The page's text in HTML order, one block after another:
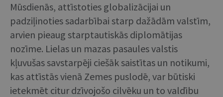
Mūsdienās, attīstoties globalizācijai un
padziļinoties sadarbībai starp dažādām valstīm,
arvien pieaug starptautiskās diplomātijas
nozīme. Lielas un mazas pasaules valstis
kļuvušas savstarpēji ciešāk saistītas un notikumi,
kas attīstās vienā Zemes puslodē, var būtiski
ietekmēt citur dzīvojošo cilvēku un to valdību